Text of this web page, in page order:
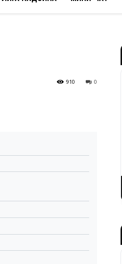
0
910